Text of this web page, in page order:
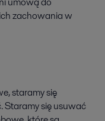
zachowania w
staramy się
Staramy się usuwać